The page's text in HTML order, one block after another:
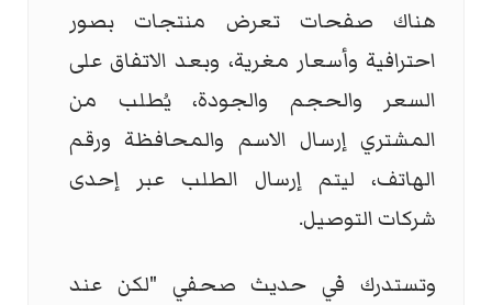
هناك صفحات تعرض منتجات بصور
احترافية وأسعار مغرية، وبعد الاتفاق على
السعر والحجم والجودة، يُطلب من
المشتري إرسال الاسم والمحافظة ورقم
الهاتف، ليتم إرسال الطلب عبر إحدى
شركات التوصيل.
وتستدرك في حديث صحفي "لكن عند